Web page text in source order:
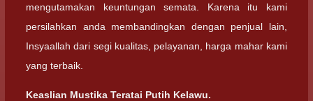
mengutamakan keuntungan semata. Karena itu kami
persilahkan anda membandingkan dengan penjual lain,
Insyaallah dari segi kualitas, pelayanan, harga mahar kami
yang terbaik.
Keaslian Mustika Teratai Putih Kelawu.